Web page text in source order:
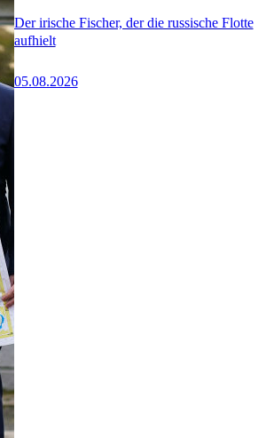
Der irische Fischer, der die russische Flotte
aufhielt
05.08.2026